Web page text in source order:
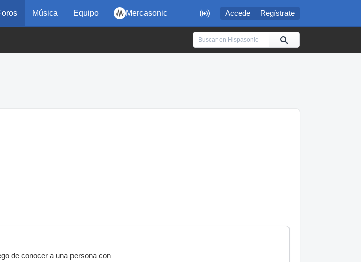
 Accede Regístrate
Música Equipo Mercasonic
de conocer a una persona con